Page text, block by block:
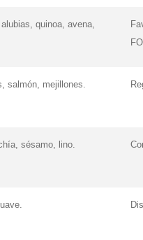
quinoa, avena,
salmón, mejillones.
sésamo, lino.